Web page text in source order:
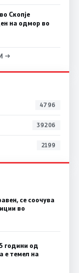
Скопје
на одмор во
→
4796
39206
2199
се соочува
во
години од
е темел на